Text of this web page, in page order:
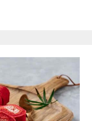
公司也确实提供了设备和产